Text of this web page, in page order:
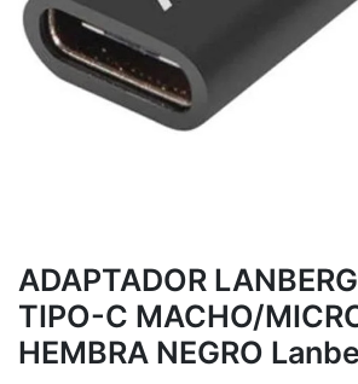
ADAPTADOR
TIPO-C MACHO/
HEMBRA NEGRO